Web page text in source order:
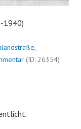
1940)
,
(ID: 26354)